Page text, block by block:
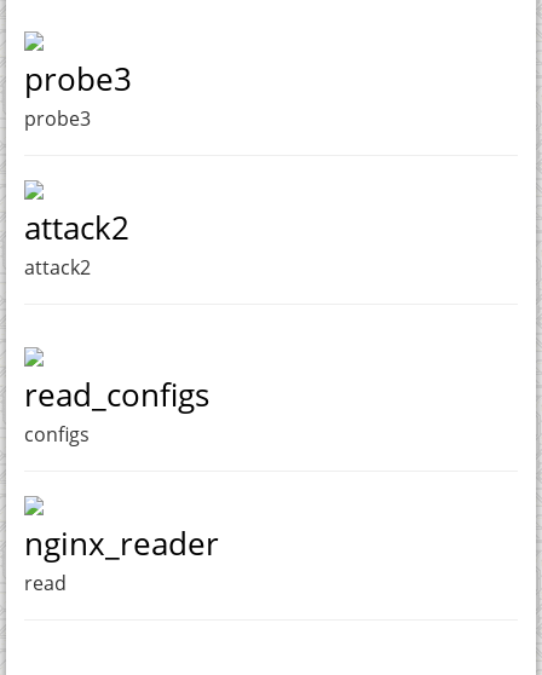
probe3
probe3
attack2
attack2
read_configs
configs
nginx_reader
read